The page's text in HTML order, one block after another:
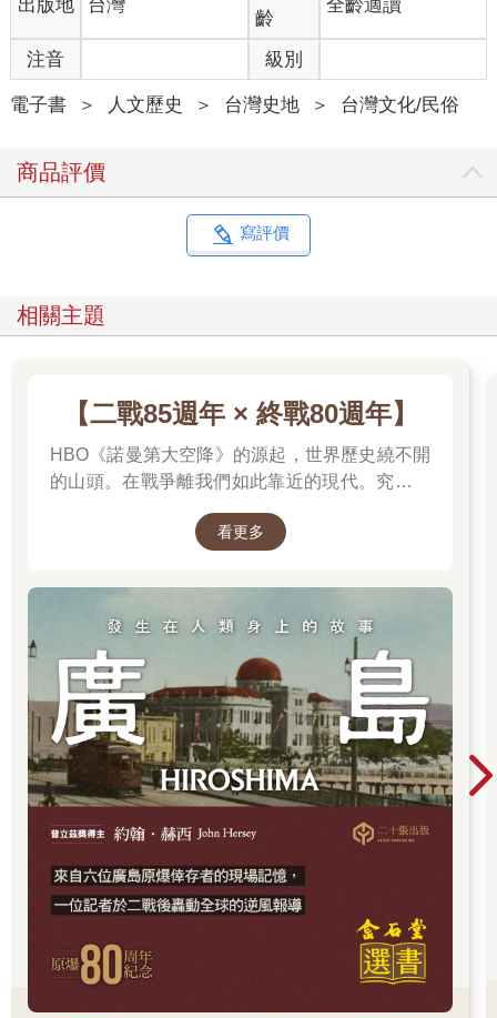
山國王廟或義民廟。從此地再往西前進，就會出現平埔原住民大
武壠族（大滿族）或馬卡道族信奉、被稱為「公廨」（Kuba）的
祠堂。而居住在宛若遮蔽平原般聳立的中央山脈山村之中，魯凱
族或排灣族的聚落則散布著充滿民族色彩的基督教教堂。
這種自西向東漸變的民族、文化與宗教差異，是南臺灣移民與原
映機放映風景般，滿溢著變換的躍動感，即便今日，對我而言始
終是比任何電影都更刺激的光景。
當我在冷氣很弱的郊區小吃店，把筷子伸向如山般盛盤的空心菜
老闆聽到我夾雜著臺語與中文的回答，點點頭，用扔的把粄條丟
屏東縣高樹鄉。外來者漫步在這個位於屏東市東北隅的小鎮時，
便顯得格外引人注目。老闆與坐在鄰桌貌似常客的人說話，從那
種獨特的聲調，我立刻察覺那是客家話。
從十七世紀到十九世紀渡海來臺的中國移民浪潮中，大致可區分
為閩南人與客家人。「閩」是福建省的簡稱，居住在該省南部的
人們被稱為「閩」南人，或也被稱為福佬人。最初定居此島的閩
南人中，來自福建省泉州地方者沿西部海岸居住，而來自漳州地
只能往更偏遠的地區居住，或者在不利耕作的山麓上組建聚落。
在有臺灣府城臺南或縣城打狗的嘉南平原上，聚集著閩南人；客
家人則在更南方，流淌過屏東平原的下淡水溪東岸集居。因為屏
東平原的背後屹立著龐大的中央山脈，南臺灣的客家人生活圈極
度鄰接原住民生活的「番界」。
約占臺灣總人口十五％的客家人，被認為是一群不厭勞苦、鼓勵
質樸儉約、善於營商、至今人才輩出的族群。另一方面他們也背
負著極其頑固、獨善其身的吝嗇者等刻板印象，一直以來屢屢與
多數派的閩南人發生衝突。
某日，我與負責班級的學生共同進餐，某位學生拿出一個菜色特
別簡樸的便當，其他同學邊竊笑邊說：「老師，這傢伙是客家人
之類，所以一直盯著那個扭曲的塑膠便當盒看。
「這些傢伙想說的是：客家人很小氣啊。」
從他們的笑容中，我頓悟到。即便同樣很節省，但他卻因為是客
家人而遭到揶揄。無論在世界何處都被視為 「客」（外人）的客
家人，即便在臺灣這個民族的熔爐，也難以逃脫所有移民社會都
會出現的負面刻板印象。
出版地 台灣
齡
全齡適讀
注音 級別
電子書 ＞ 人文歷史 ＞ 台灣史地 ＞ 台灣文化/民俗
商品評價
寫評價
相關主題
【二戰85週年 × 終戰80週年】
HBO《諾曼第大空降》的源起，世界歷史繞不開
的山頭。在戰爭離我們如此靠近的現代。究竟是
後、影響至今的軍事衝突？我們站在世界和平的
理由。
看更多